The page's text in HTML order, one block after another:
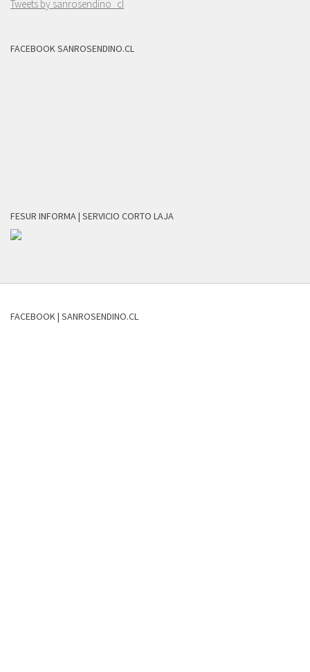
Tweets by sanrosendino_cl
FACEBOOK SANROSENDINO.CL
FESUR INFORMA | SERVICIO CORTO LAJA
FACEBOOK | SANROSENDINO.CL